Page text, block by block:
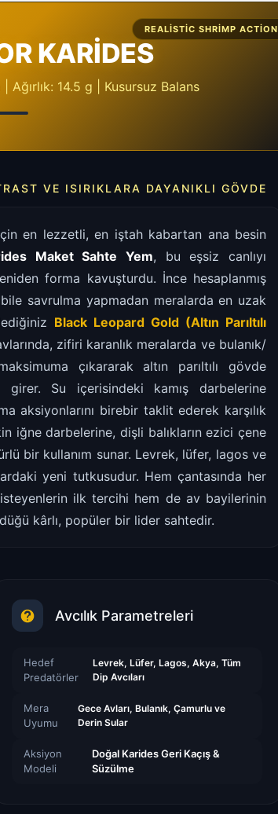
REALISTIC SHRIMP ACTION
KARİDES
14.5 g | Kusursuz Balans
VE ISIRIKLARA DAYANIKLI GÖVDE
en lezzetli, en iştah kabartan ana besin
Maket Sahte Yem, bu eşsiz canlıyı
forma kavuşturdu. İnce hesaplanmış
savrulma yapmadan meralarda en uzak
Black Leopard Gold (Altın Parıltılı
zifiri karanlık meralarda ve bulanık/
çıkararak altın parıltılı gövde
girer. Su içerisindeki kamış darbelerine
aksiyonlarını birebir taklit ederek karşılık
iğne darbelerine, dişli balıkların ezici çene
bir kullanım sunar. Levrek, lüfer, lagos ve
yeni tutkusudur. Hem çantasında her
ilk tercihi hem de av bayilerinin
kârlı, popüler bir lider sahtedir.
Avcılık Parametreleri
Hedef
Predatörler
Levrek, Lüfer, Lagos, Akya, Tüm
Dip Avcıları
Mera
Uyumu
Gece Avları, Bulanık, Çamurlu ve
Derin Sular
Aksiyon
Modeli
Doğal Karides Geri Kaçış &
Süzülme